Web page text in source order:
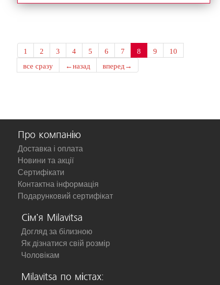
1 2 3 4 5 6 7 8 9
10
все сразу
←назад вперед→
Про компанію
Доставка і оплата
Новини та акції
Сертифікати
Контактна інформація
Подарунковий сертифікат
Сім'я Milavitsa
Догляд за білизною
Як дізнатися свій розмір
Чоловікам
Milavitsa по містах: